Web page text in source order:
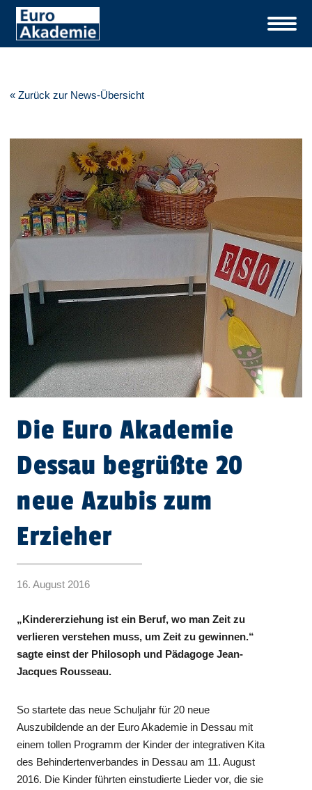
« Zurück zur News-Übersicht
Die Euro Akademie
Dessau begrüßte 20
neue Azubis zum
Erzieher
16. August 2016
„Kindererziehung ist ein Beruf, wo man Zeit zu
verlieren verstehen muss, um Zeit zu gewinnen.“
sagte einst der Philosoph und Pädagoge Jean-
Jacques Rousseau.
So startete das neue Schuljahr für 20 neue
Auszubildende an der Euro Akademie in Dessau mit
einem tollen Programm der Kinder der integrativen Kita
des Behindertenverbandes in Dessau am 11. August
2016. Die Kinder führten einstudierte Lieder vor, die sie